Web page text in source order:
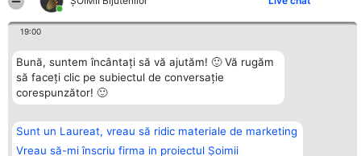
19:00
Bună, suntem încântați să vă ajutăm! 🙂 Vă rugăm
să faceți clic pe subiectul de conversație
corespunzător! 🙂
Sunt un Laureat, vreau să ridic materiale de marketing
Vreau să-mi înscriu firma in proiectul Șoimii
9
Organizator Ranking
BRIGHT SOLUTIONS BR SRL
Aleea Timisul De Sus 2 Bl. A30
Sc. A Et. 4 Ap. 13 Cod 061952
CUI 36737675
tel: +40 770 990 492
Plebiscyt
Câștigătorii
Statut
Politica de
confidențialitate
Contact